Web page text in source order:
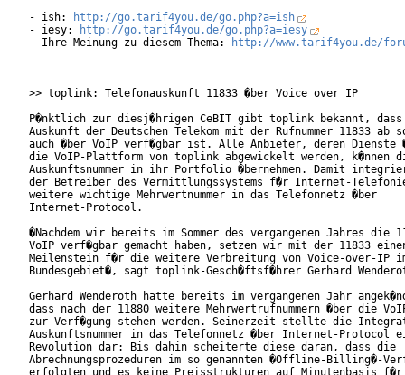
- ish:
http://go.tarif4you.de/go.php?a=ish
- iesy:
http://go.tarif4you.de/go.php?a=iesy
- Ihre Meinung zu diesem Thema:
http://www.tarif4you.de/
>> toplink: Telefonauskunft 11833 �ber Voice over IP
P�nktlich zur diesj�hrigen CeBIT gibt toplink bekannt,
Auskunft der Deutschen Telekom mit der Rufnummer 11833 ab
auch �ber VoIP verf�gbar ist. Alle Anbieter, deren Dienste
die VoIP-Plattform von toplink abgewickelt werden, k�nnen
Auskunftsnummer in ihr Portfolio �bernehmen. Damit
der Betreiber des Vermittlungssystems f�r Internet-
weitere wichtige Mehrwertnummer in das Telefonnetz �ber
Internet-Protocol.
�Nachdem wir bereits im Sommer des vergangenen Jahres die
VoIP verf�gbar gemacht haben, setzen wir mit der 11833
Meilenstein f�r die weitere Verbreitung von Voice-over-IP
Bundesgebiet�, sagt toplink-Gesch�ftsf�hrer Gerhard
Gerhard Wenderoth hatte bereits im vergangenen Jahr
dass nach der 11880 weitere Mehrwertrufnummern �ber die
zur Verf�gung stehen werden. Seinerzeit stellte die
Auskunftsnummer in das Telefonnetz �ber Internet-Protocol
Revolution dar: Bis dahin scheiterte diese daran, dass die
Abrechnungsprozeduren im so genannten �Offline-Billing�-
erfolgten und es keine Preisstrukturen auf Minutenbasis f�r